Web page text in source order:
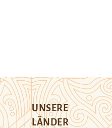
UNSERE
LÄNDER